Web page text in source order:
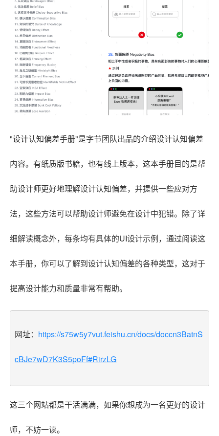
"设计认知偏差手册"是字节团队出品的介绍设计认知偏差
内容。有纸质版书籍，也有线上版本，这本手册目的是帮
助设计师更好地理解设计认知偏差，并提供一些应对方
法，这些方法可以帮助设计师避免在设计中犯错。除了详
细解读概念外，每条均有具体的UI设计示例，通过阅读这
本手册，你可以了解到设计认知偏差的各种类型，这对于
提高设计能力和质量非常有帮助。
网址： https://s75w5y7vut.feishu.cn/docs/doccn3BatnS
cBJe7wD7K3S5poFf#RirzLG
这三个网站都是干活满满，如果你想成为一名更好的设计
师，不妨一读。